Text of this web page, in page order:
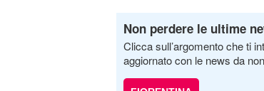
Non perdere le ultime
Clicca sull’argomento che ti
aggiornato con le news da